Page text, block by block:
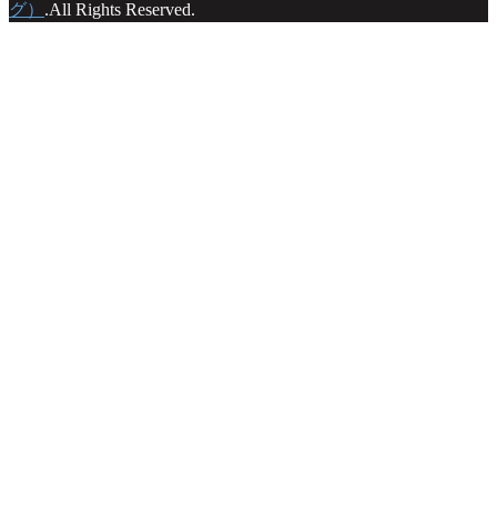
グ） .All Rights Reserved.